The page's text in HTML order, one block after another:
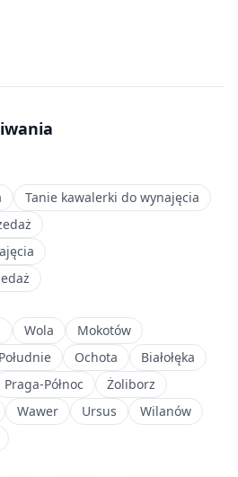
Tanie kawalerki do wynajęcia
Wola
Mokotów
Ochota
Białołęka
Praga-Północ
Żoliborz
Wawer Ursus
Wilanów